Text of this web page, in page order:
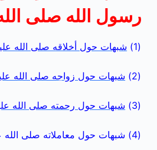
رسول الله صلى
(1) شبهات حول أخلاقه صلى الله
(2) شبهات حول زواجه صلى الله
(3) شبهات حول رحمته صلى الله
(4) شبهات حول معاملاته صلى الله